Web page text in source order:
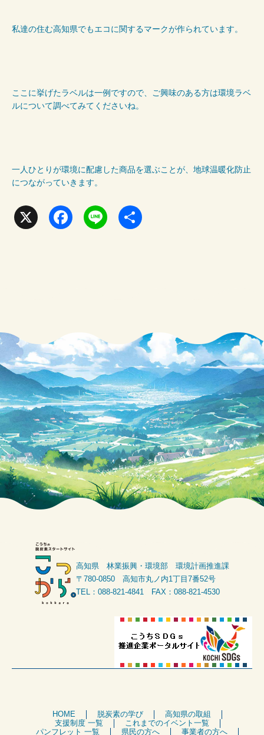
私達の住む高知県でもエコに関するマークが作られています。
ここに挙げたラベルは一例ですので、ご興味のある方は環境ラベ
ルについて調べてみてくださいね。
一人ひとりが環境に配慮した商品を選ぶことが、地球温暖化防止
につながっていきます。
o
o
k
高知県 林業振興・環境部 環境計画推進課
〒780-0850 高知市丸ノ内1丁目7番52号
TEL：088-821-4841 FAX：088-821-4530
HOME 脱炭素の学び
高知県の取組
支援制度 一覧
これまでのイベント一覧
パンフレット 一覧
県民の方へ 事業者の方へ